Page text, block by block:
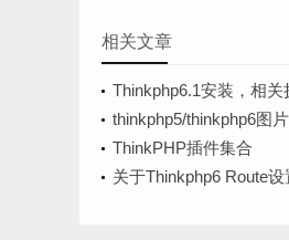
相关文章
Thinkphp6.1安装，相关
thinkphp5/thinkphp6图
ThinkPHP插件集合
关于Thinkphp6 Route